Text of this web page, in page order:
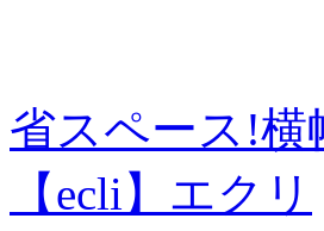
省スペース!横
【ecli】エクリ